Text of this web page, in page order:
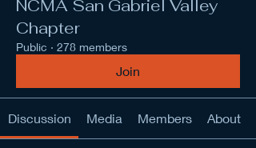
NCMA San Gabriel Valley
Chapter
Public · 278 members
Join
Discussion Media Members About